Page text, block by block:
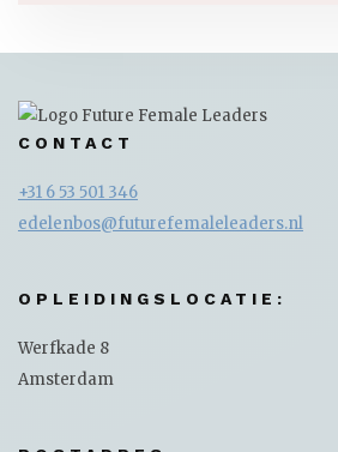
CONTACT
+31 6 53 501 346
edelenbos@futurefemaleleaders.nl
OPLEIDINGSLOCATIE:
Werfkade 8
Amsterdam